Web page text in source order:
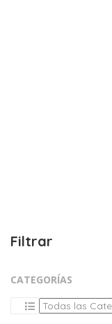
Filtrar
CATEGORÍAS